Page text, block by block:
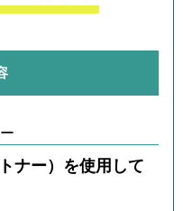
ナー）を使用して